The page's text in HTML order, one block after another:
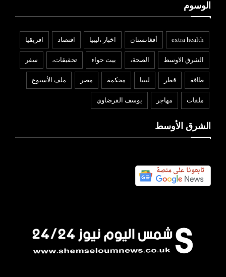
الوسوم
extra health أفغانستان اخبار ،ليبيا افتصاد افريقيا
الشرق الاوسط الصحة، بيت حواء تحقيقات، سفر
طاقة قطر ليبيا محكمة مصر ملف الأسبوع
ملفات مهاجر يوسف القرضاوي
الشرق الأوسط